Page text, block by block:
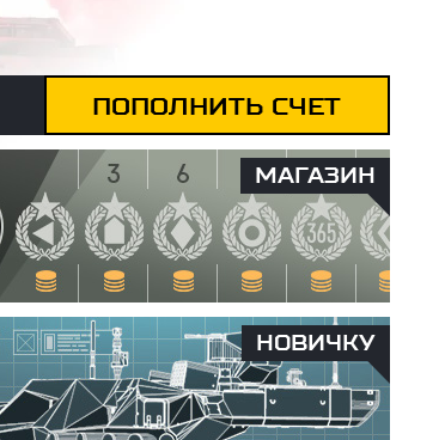
ПОПОЛНИТЬ СЧЕТ
МАГАЗИН
НОВИЧКУ